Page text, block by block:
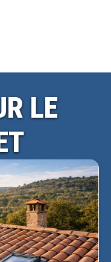
LE